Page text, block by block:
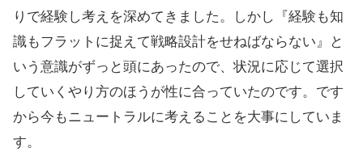
りで経験し考えを深めてきました。しかし『経験も知
識もフラットに捉えて戦略設計をせねばならない』と
いう意識がずっと頭にあったので、状況に応じて選択
していくやり方のほうが性に合っていたのです。です
から今もニュートラルに考えることを大事にしていま
す。